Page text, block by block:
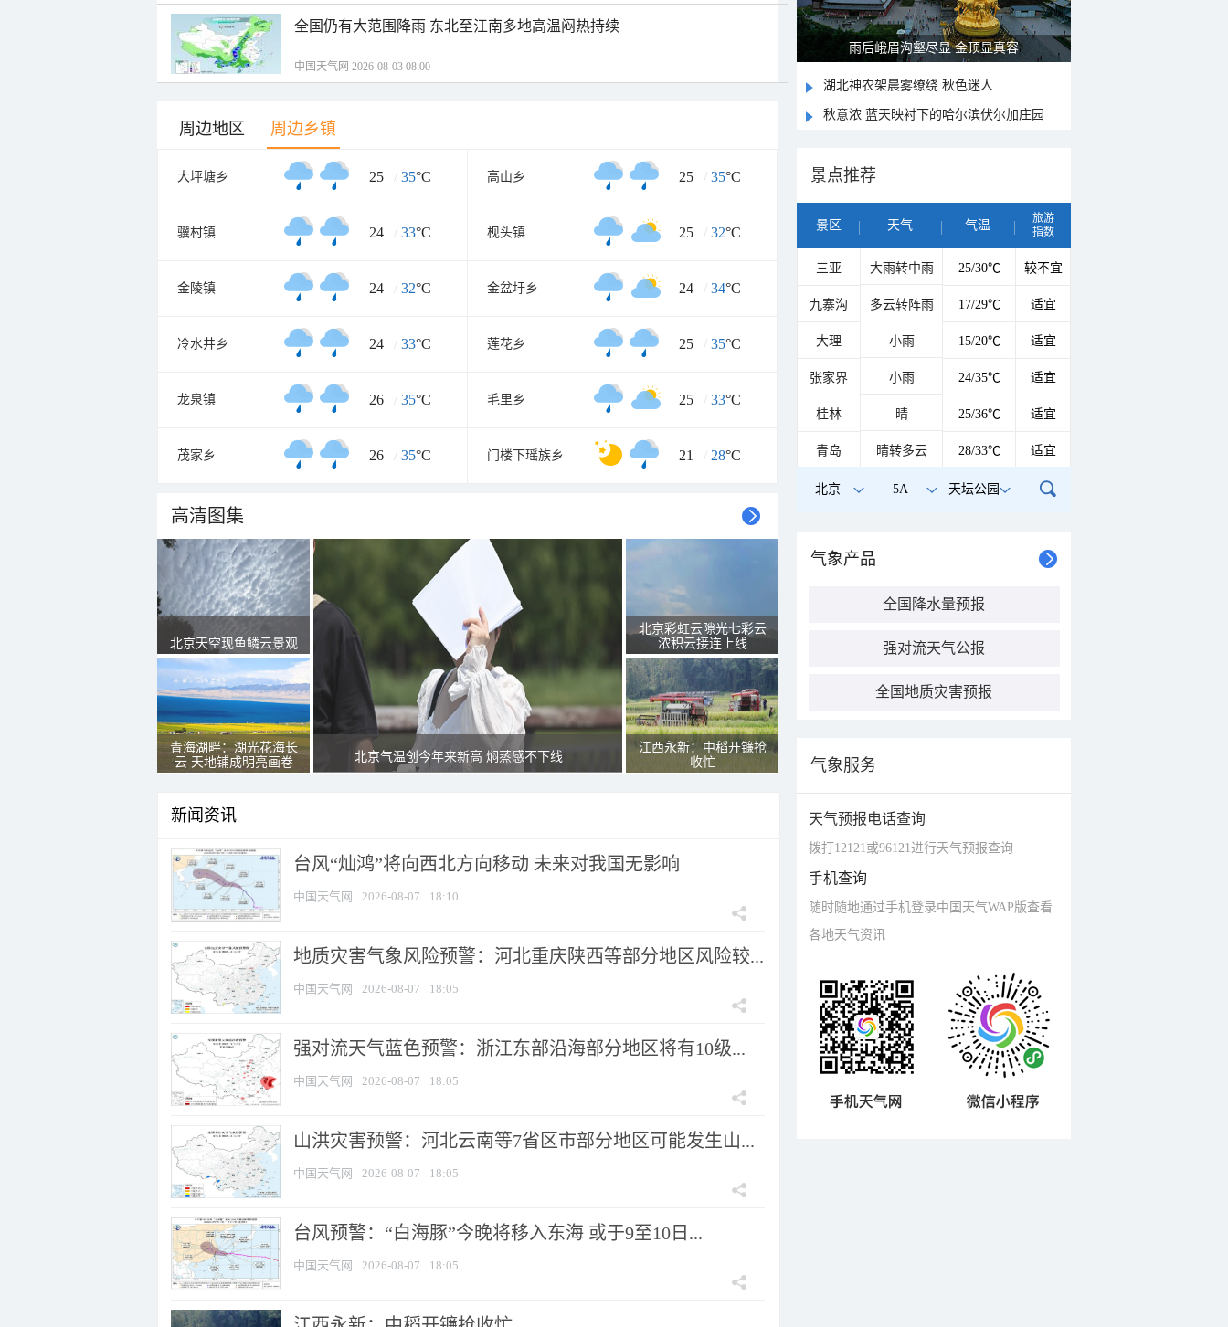
全国仍有大范围降雨 东北至江南多地高温闷热持续
中国天气网 2026-08-03 08:00
周边地区 周边乡镇
大坪塘乡 25 / 35°C 高山乡 25 / 35°C
骥村镇 24 / 33°C 枧头镇 25 / 32°C
金陵镇 24 / 32°C 金盆圩乡 24 / 34°C
冷水井乡 24 / 33°C 莲花乡 25 / 35°C
龙泉镇 26 / 35°C 毛里乡 25 / 33°C
茂家乡 26 / 35°C 门楼下瑶族乡 21 / 28°C
高清图集
北京天空现鱼鳞云景观
青海湖畔：湖光花海长
云 天地铺成明亮画卷
北京气温创今年来新高 焖蒸感不下线
北京彩虹云隙光七彩云
浓积云接连上线
江西永新：中稻开镰抢
收忙
新闻资讯
台风“灿鸿”将向西北方向移动 未来对我国无影响
中国天气网 2026-08-07 18:10
地质灾害气象风险预警：河北重庆陕西等部分地区风险较...
中国天气网 2026-08-07 18:05
强对流天气蓝色预警：浙江东部沿海部分地区将有10级...
中国天气网 2026-08-07 18:05
山洪灾害预警：河北云南等7省区市部分地区可能发生山...
中国天气网 2026-08-07 18:05
台风预警：“白海豚”今晚将移入东海 或于9至10日...
中国天气网 2026-08-07 18:05
雨后峨眉沟壑尽显 金顶显真容
湖北神农架晨雾缭绕 秋色迷人
秋意浓 蓝天映衬下的哈尔滨伏尔加庄园
景点推荐
景区 天气 气温
旅游
指数
三亚 大雨转中雨 25/30℃ 较不宜
九寨沟 多云转阵雨 17/29℃ 适宜
大理 小雨 15/20℃ 适宜
张家界 小雨 24/35℃ 适宜
桂林 晴 25/36℃ 适宜
青岛 晴转多云 28/33℃ 适宜
北京 5A 天坛公园
气象产品
全国降水量预报
强对流天气公报
全国地质灾害预报
气象服务
天气预报电话查询
拨打12121或96121进行天气预报查询
手机查询
随时随地通过手机登录中国天气WAP版查看
各地天气资讯